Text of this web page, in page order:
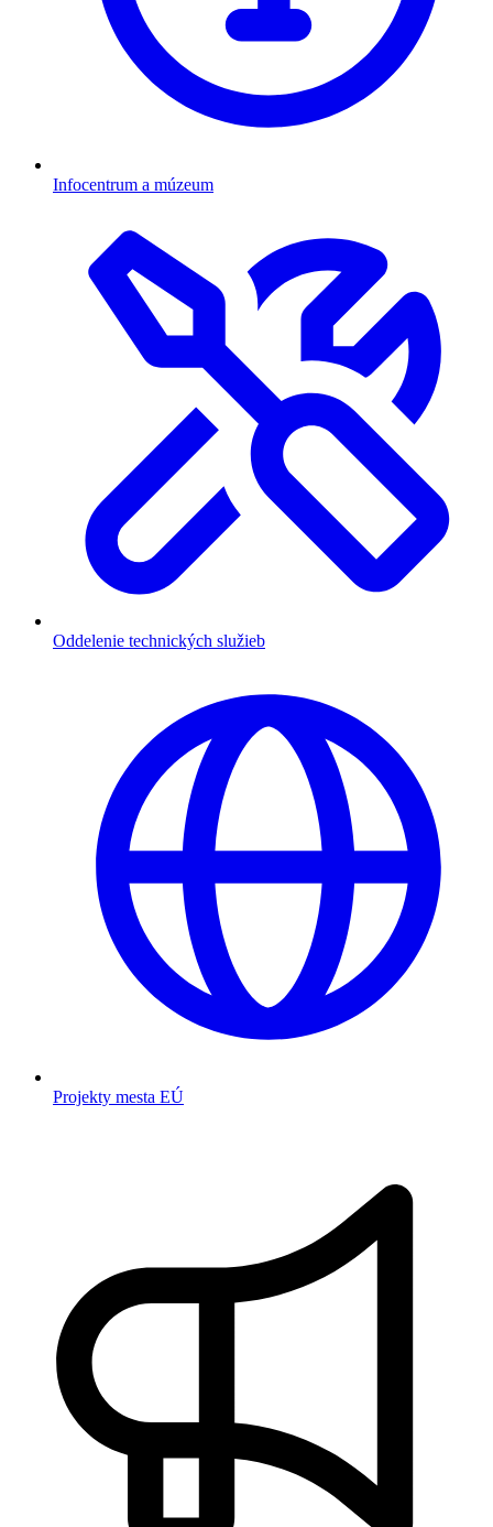
Infocentrum a múzeum
Oddelenie technických služieb
Projekty mesta EÚ